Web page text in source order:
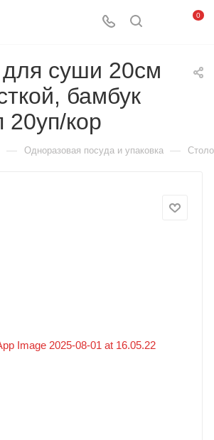
0
суши 20см
бамбук
20уп/кор
— Одноразовая посуда и упаковка —